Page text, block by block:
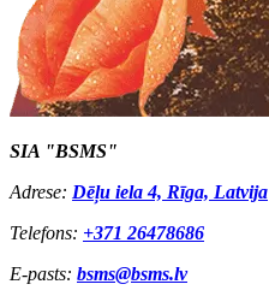
SIA "BSMS"
Adrese: Dēļu iela 4, Rīga, Latvija
Telefons: +371 26478686
E-pasts: bsms@bsms.lv